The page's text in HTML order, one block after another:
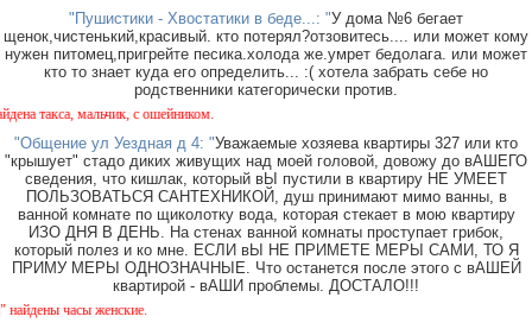
"Пушистики - Хвостатики в беде...: "У дома №6 бегает
щенок,чистенький,красивый. кто потерял?отзовитесь.... или может кому
нужен питомец,пригрейте песика.холода же.умрет бедолага. или может
кто то знает куда его определить... :( хотела забрать себе но
родственники категорически против.
мальчик, с ошейником.
"Общение ул Уездная д 4: "Уважаемые хозяева квартиры 327 или кто
"крышует" стадо диких живущих над моей головой, довожу до вАШЕГО
сведения, что кишлак, который вЫ пустили в квартиру НЕ УМЕЕТ
ПОЛЬЗОВАТЬСЯ САНТЕХНИКОЙ, душ принимают мимо ванны, в
ванной комнате по щиколотку вода, которая стекает в мою квартиру
ИЗО ДНЯ В ДЕНЬ. На стенах ванной комнаты проступает грибок,
который полез и ко мне. ЕСЛИ вЫ НЕ ПРИМЕТЕ МЕРЫ САМИ, ТО Я
ПРИМУ МЕРЫ ОДНОЗНАЧНЫЕ. Что останется после этого с вАШЕЙ
квартирой - вАШИ проблемы. ДОСТАЛО!!!
часы женские.